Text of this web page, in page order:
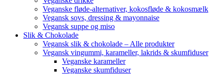
Veganske fløde-alternativer, kokosfløde & kokosmælk
Vegansk sovs, dressing & mayonnaise
Vegansk suppe og miso
Slik & Chokolade
Vegansk slik & chokolade – Alle produkter
Vegansk vingummi, karameller, lakrids & skumfiduser
Veganske karameller
Veganske skumfiduser